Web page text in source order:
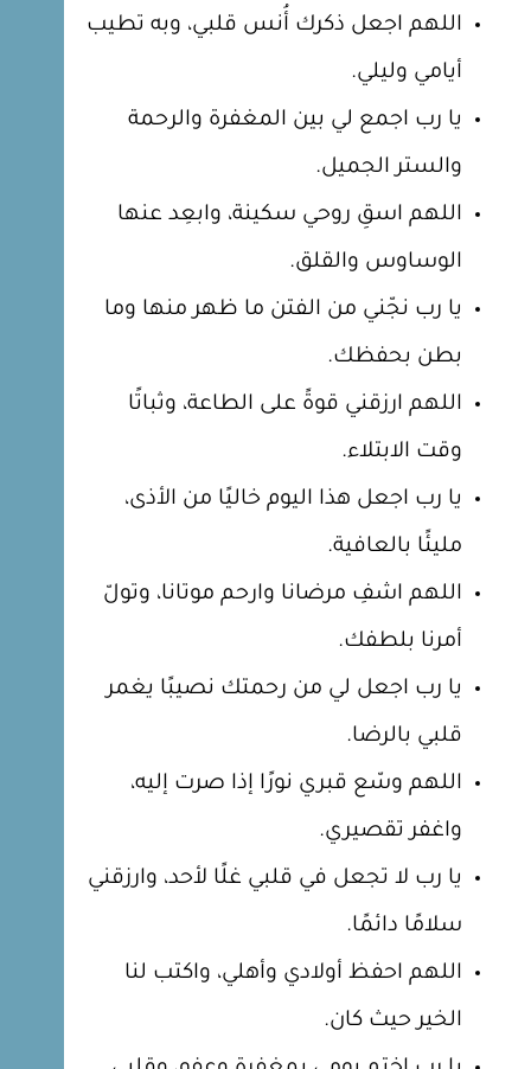
اللهم اجعل ذكرك أُنس قلبي، وبه تطيب
أيامي وليلي.
يا رب اجمع لي بين المغفرة والرحمة
والستر الجميل.
اللهم اسقِ روحي سكينة، وابعِد عنها
الوساوس والقلق.
يا رب نجّني من الفتن ما ظهر منها وما
بطن بحفظك.
اللهم ارزقني قوةً على الطاعة، وثباتًا
وقت الابتلاء.
يا رب اجعل هذا اليوم خاليًا من الأذى،
مليئًا بالعافية.
اللهم اشفِ مرضانا وارحم موتانا، وتولّ
أمرنا بلطفك.
يا رب اجعل لي من رحمتك نصيبًا يغمر
قلبي بالرضا.
اللهم وسّع قبري نورًا إذا صرت إليه،
واغفر تقصيري.
يا رب لا تجعل في قلبي غلًا لأحد، وارزقني
سلامًا دائمًا.
اللهم احفظ أولادي وأهلي، واكتب لنا
الخير حيث كان.